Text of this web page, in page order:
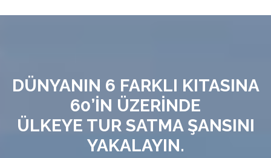
DÜNYANIN 6 FARKLI KITASINA
60’İN ÜZERİNDE
ÜLKEYE TUR SATMA ŞANSINI
YAKALAYIN.